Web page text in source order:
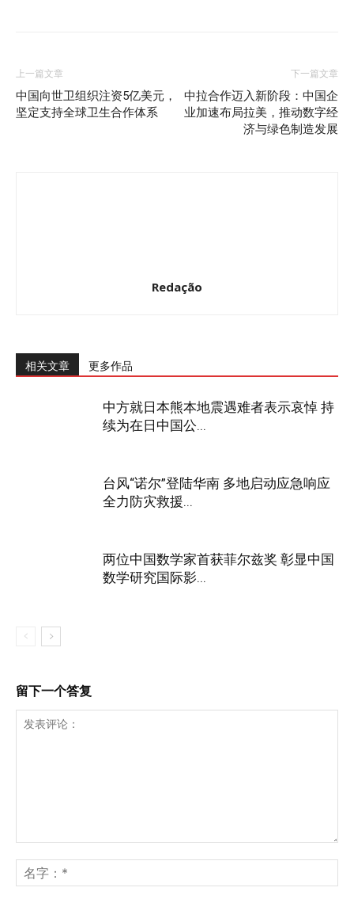
上一篇文章
中国向世卫组织注资5亿美元，
坚定支持全球卫生合作体系
下一篇文章
中拉合作迈入新阶段：中国企
业加速布局拉美，推动数字经
济与绿色制造发展
Redação
相关文章 更多作品
中方就日本熊本地震遇难者表示哀悼 持
续为在日中国公...
台风“诺尔”登陆华南 多地启动应急响应
全力防灾救援...
两位中国数学家首获菲尔兹奖 彰显中国
数学研究国际影...
留下一个答复